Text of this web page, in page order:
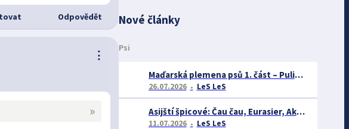
Odpovědět
⋮
»
Nové články
Psi
Maďarská plemena psů 1. část – Puli, Komondor
26.07.2026 LeS LeS
Asijští špicové: Čau čau, Eurasier, Akita inu a další
11.07.2026 LeS LeS